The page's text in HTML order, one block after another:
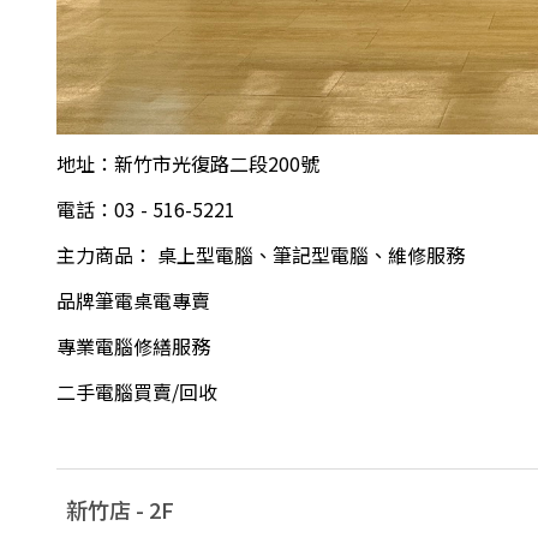
地址：新竹市光復路二段200號
電話：03 - 516-5221
主力商品： 桌上型電腦、筆記型電腦、維修服務
品牌筆電桌電專賣
專業電腦修繕服務
二手電腦買賣/回收
新竹店 - 2F